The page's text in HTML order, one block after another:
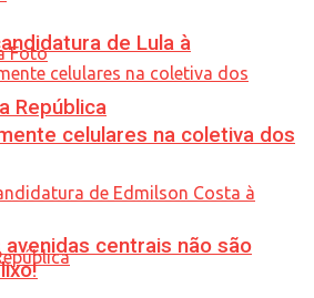
de Lula à
República
Foto
celulares na coletiva dos
centrais não são